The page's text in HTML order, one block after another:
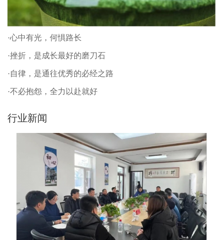
·心中有光，何惧路长
·挫折，是成长最好的磨刀石
·自律，是通往优秀的必经之路
·不必抱怨，全力以赴就好
行业新闻